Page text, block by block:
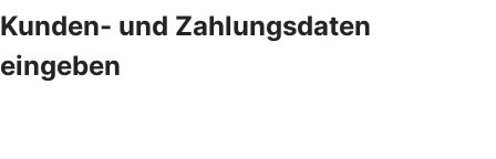
Kunden- und Zahlungsdaten
eingeben